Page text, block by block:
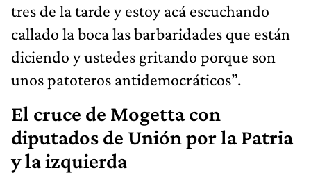
tres de la tarde y estoy acá escuchando
callado la boca las barbaridades que están
diciendo y ustedes gritando porque son
unos patoteros antidemocráticos”.
El cruce de Mogetta con
diputados de Unión por la Patria
y la izquierda